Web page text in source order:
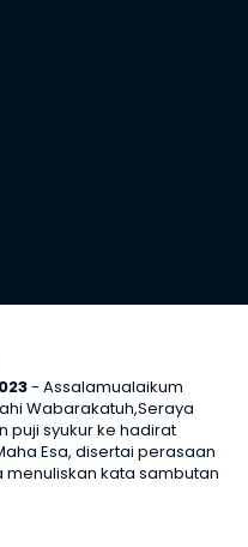
- Assalamualaikum
Wabarakatuh,Seraya
puji syukur ke hadirat
Esa, disertai perasaan
kata sambutan
1